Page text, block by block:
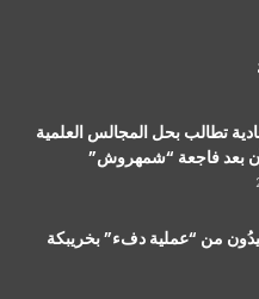
تطالب بحل المجالس العلمية
بعد فاجعة “شمهروش”